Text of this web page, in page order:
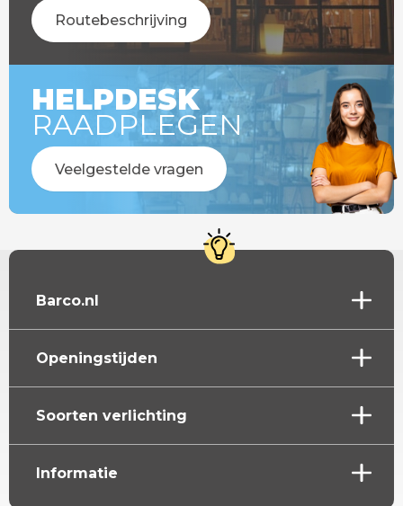
Routebeschrijving
HELPDESK
RAADPLEGEN
Veelgestelde vragen
Barco.nl
Openingstijden
Soorten verlichting
Informatie